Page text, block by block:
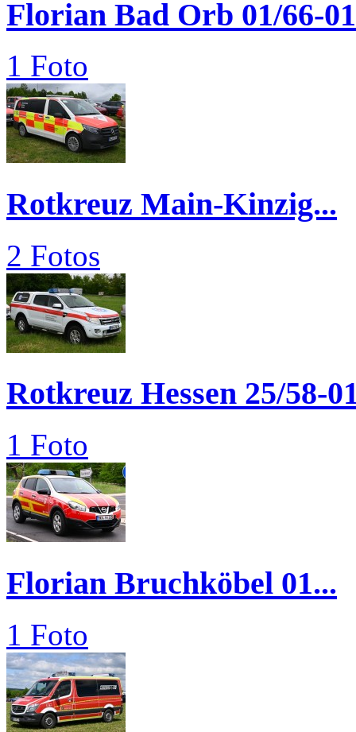
Florian Bad Orb 01/66-01
1 Foto
Rotkreuz Main-Kinzig...
2 Fotos
Rotkreuz Hessen 25/58-
1 Foto
Florian Bruchköbel 01...
1 Foto